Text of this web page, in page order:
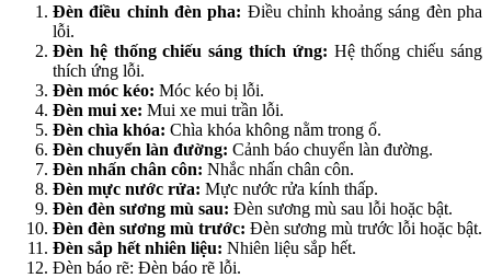
Đèn điều chỉnh đèn pha: Điều chỉnh khoảng sáng đèn pha
lỗi.
Đèn hệ thống chiếu sáng thích ứng: Hệ thống chiếu sáng
thích ứng lỗi.
Đèn móc kéo: Móc kéo bị lỗi.
Đèn mui xe: Mui xe mui trần lỗi.
Đèn chìa khóa: Chìa khóa không nằm trong ổ.
Đèn chuyển làn đường: Cảnh báo chuyển làn đường.
Đèn nhấn chân côn: Nhắc nhấn chân côn.
Đèn mực nước rửa: Mực nước rửa kính thấp.
Đèn đèn sương mù sau: Đèn sương mù sau lỗi hoặc bật.
Đèn đèn sương mù trước: Đèn sương mù trước lỗi hoặc bật.
Đèn sắp hết nhiên liệu: Nhiên liệu sắp hết.
Đèn báo rẽ: Đèn báo rẽ lỗi.